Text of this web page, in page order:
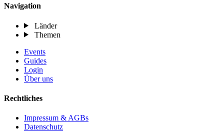
Navigation
Länder
Themen
Events
Guides
Login
Über uns
Rechtliches
Impressum & AGBs
Datenschutz